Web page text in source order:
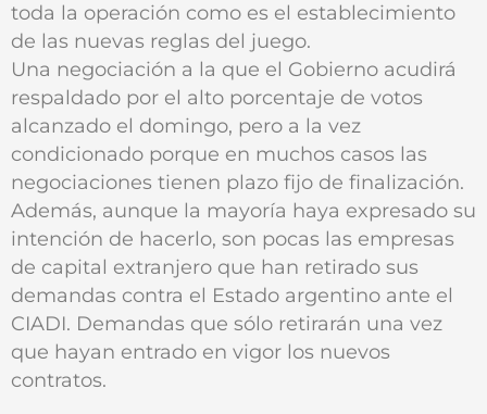
toda la operación como es el establecimiento
de las nuevas reglas del juego.
Una negociación a la que el Gobierno acudirá
respaldado por el alto porcentaje de votos
alcanzado el domingo, pero a la vez
condicionado porque en muchos casos las
negociaciones tienen plazo fijo de finalización.
Además, aunque la mayoría haya expresado su
intención de hacerlo, son pocas las empresas
de capital extranjero que han retirado sus
demandas contra el Estado argentino ante el
CIADI. Demandas que sólo retirarán una vez
que hayan entrado en vigor los nuevos
contratos.